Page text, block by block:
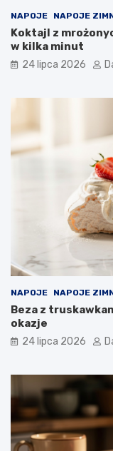
NAPOJE NAPOJE
Koktajl z
w kilka minut
24 lipca 2026
NAPOJE NAPOJE
Beza z
okazje
24 lipca 2026